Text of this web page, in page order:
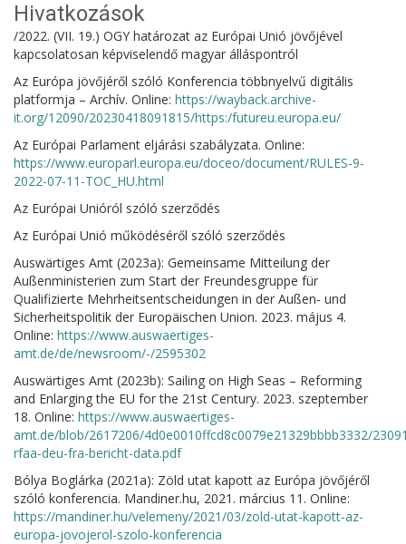
Hivatkozások
/2022. (VII. 19.) OGY határozat az Európai Unió jövőjével
kapcsolatosan képviselendő magyar álláspontról
Az Európa jövőjéről szóló Konferencia többnyelvű digitális
platformja – Archív. Online: https://wayback.archive-
it.org/12090/20230418091815/https:/futureu.europa.eu/
Az Európai Parlament eljárási szabályzata. Online:
https://www.europarl.europa.eu/doceo/document/RULES-9-
2022-07-11-TOC_HU.html
Az Európai Unióról szóló szerződés
Az Európai Unió működéséről szóló szerződés
Auswärtiges Amt (2023a): Gemeinsame Mitteilung der
Außenministerien zum Start der Freundesgruppe für
Qualifizierte Mehrheitsentscheidungen in der Außen- und
Sicherheitspolitik der Europäischen Union. 2023. május 4.
Online: https://www.auswaertiges-
amt.de/de/newsroom/-/2595302
Auswärtiges Amt (2023b): Sailing on High Seas – Reforming
and Enlarging the EU for the 21st Century. 2023. szeptember
18. Online: https://www.auswaertiges-
amt.de/blob/2617206/4d0e0010ffcd8c0079e21329bbbb3332/
rfaa-deu-fra-bericht-data.pdf
Bólya Boglárka (2021a): Zöld utat kapott az Európa jövőjéről
szóló konferencia. Mandiner.hu, 2021. március 11. Online:
https://mandiner.hu/velemeny/2021/03/zold-utat-kapott-az-
europa-jovojerol-szolo-konferencia